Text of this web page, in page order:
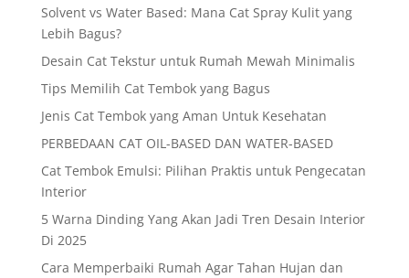
Solvent vs Water Based: Mana Cat Spray Kulit yang
Lebih Bagus?
Desain Cat Tekstur untuk Rumah Mewah Minimalis
Tips Memilih Cat Tembok yang Bagus
Jenis Cat Tembok yang Aman Untuk Kesehatan
PERBEDAAN CAT OIL-BASED DAN WATER-BASED
Cat Tembok Emulsi: Pilihan Praktis untuk Pengecatan
Interior
5 Warna Dinding Yang Akan Jadi Tren Desain Interior
Di 2025
Cara Memperbaiki Rumah Agar Tahan Hujan dan